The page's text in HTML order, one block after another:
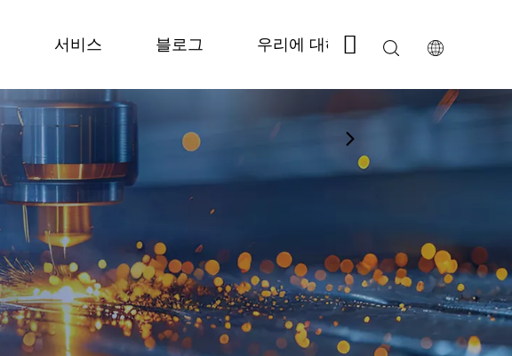
서비스 블로그 우리에 대해 저희에게 연락